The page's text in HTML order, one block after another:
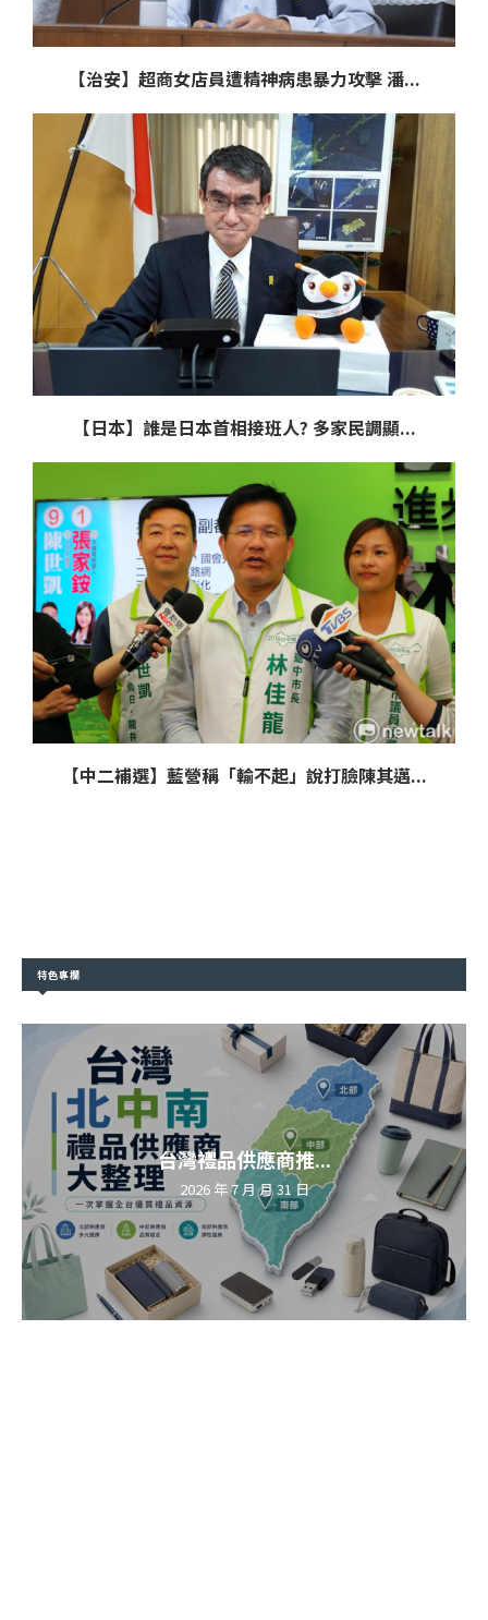
【治安】超商女店員遭精神病患暴力攻擊 潘...
【日本】誰是日本首相接班人? 多家民調顯...
【中二補選】藍營稱「輸不起」說打臉陳其邁...
特色專欄
台灣禮品供應商推...
2026 年 7 月 月 31 日